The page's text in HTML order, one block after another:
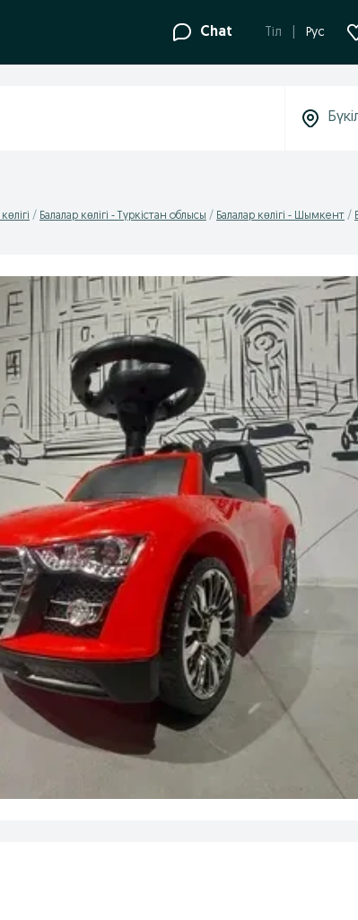
Chat Tіл Рус
Балалар көлігі - Түркістан облысы Балалар көлігі - Шымкент